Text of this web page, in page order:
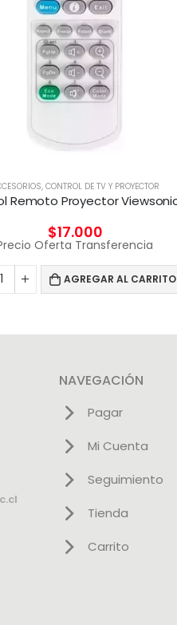
, CONTROL DE TV Y PROYECTOR
$17.000
Oferta Transferencia
AGREGAR AL CARRITO
NAVEGACIÓN
Pagar
Mi Cuenta
Seguimiento
Tienda
Carrito